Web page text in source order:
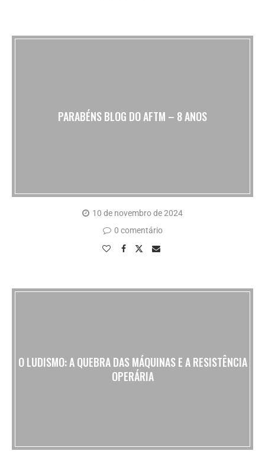
PARABÉNS BLOG DO AFTM – 8 ANOS
10 de novembro de 2024
0 comentário
O LUDISMO: A QUEBRA DAS MÁQUINAS E A RESISTÊNCIA
OPERÁRIA